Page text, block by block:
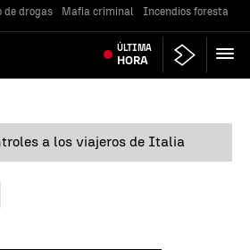
de drogas Mafia criminal Incendios forestales
ÚLTIMA
HORA
a los viajeros de Italia